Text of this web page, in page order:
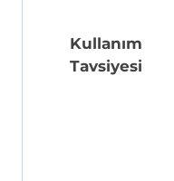
Kullanım
Tavsiyesi